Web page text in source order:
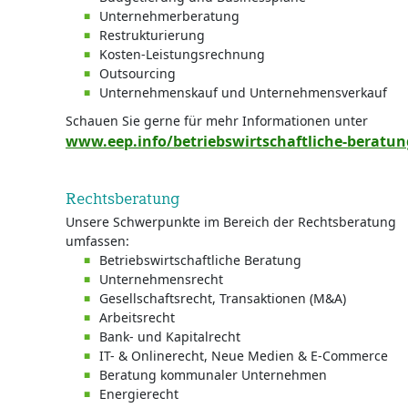
Unternehmerberatung
Restrukturierung
Kosten-Leistungsrechnung
Outsourcing
Unternehmenskauf und Unternehmensverkauf
Schauen Sie gerne für mehr Informationen unter
www.eep.info/betriebswirtschaftliche-
Rechtsberatung
Unsere Schwerpunkte im Bereich der Rechtsberatung
umfassen:
Betriebswirtschaftliche Beratung
Unternehmensrecht
Gesellschaftsrecht, Transaktionen (M&A)
Arbeitsrecht
Bank- und Kapitalrecht
IT- & Onlinerecht, Neue Medien & E-Commerce
Beratung kommunaler Unternehmen
Energierecht